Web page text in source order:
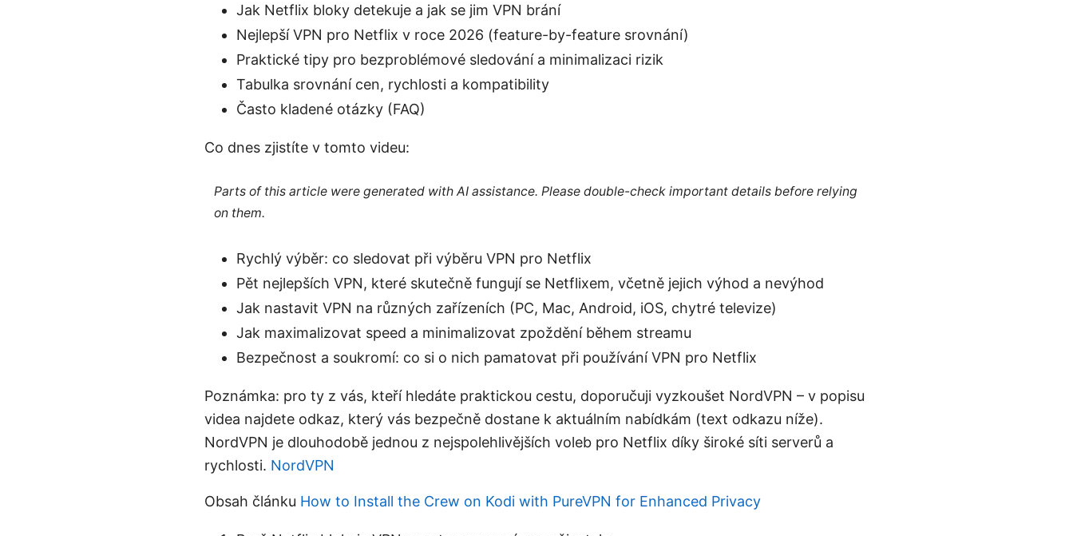
Jak Netflix bloky detekuje a jak se jim VPN brání
Nejlepší VPN pro Netflix v roce 2026 (feature-by-feature srovnání)
Praktické tipy pro bezproblémové sledování a minimalizaci rizik
Tabulka srovnání cen, rychlosti a kompatibility
Často kladené otázky (FAQ)
Co dnes zjistíte v tomto videu:
Parts of this article were generated with AI assistance. Please double-check important details before relying
on them.
Rychlý výběr: co sledovat při výběru VPN pro Netflix
Pět nejlepších VPN, které skutečně fungují se Netflixem, včetně jejich výhod a nevýhod
Jak nastavit VPN na různých zařízeních (PC, Mac, Android, iOS, chytré televize)
Jak maximalizovat speed a minimalizovat zpoždění během streamu
Bezpečnost a soukromí: co si o nich pamatovat při používání VPN pro Netflix
Poznámka: pro ty z vás, kteří hledáte praktickou cestu, doporučuji vyzkoušet NordVPN – v popisu
videa najdete odkaz, který vás bezpečně dostane k aktuálním nabídkám (text odkazu níže).
NordVPN je dlouhodobě jednou z nejspolehlivějších voleb pro Netflix díky široké síti serverů a
rychlosti. NordVPN
Obsah článku How to Install the Crew on Kodi with PureVPN for Enhanced Privacy